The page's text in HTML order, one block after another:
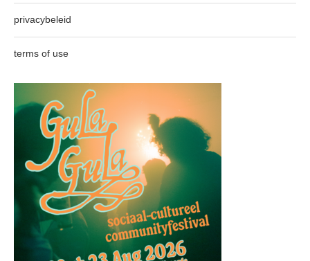
privacybeleid
terms of use